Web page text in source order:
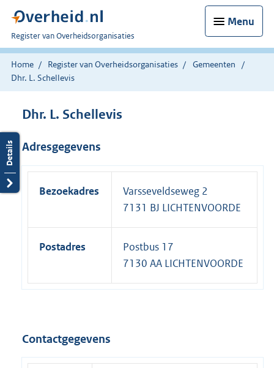
Menu
U
bent
nu
hier:
Register van Overheidsorganisaties
Home Register van Overheidsorganisaties
Gemeenten
Dhr. L. Schellevis
Dhr. L. Schellevis
Adresgegevens
Bezoekadres
Varsseveldseweg 2
7131 BJ LICHTENVOORDE
Postadres
Postbus 17
7130 AA LICHTENVOORDE
Contactgegevens